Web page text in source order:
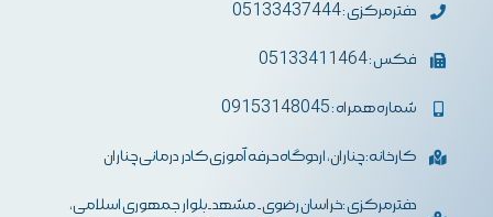
دفترمرکزی : 05133437444
فکس : 05133411464
شماره همراه : 09153148045
کارخانه: چناران، اردوگاه حرفه آموزی کادر درمانی چناران
دفترمرکزی :خراسان رضوی- مشهد-بلوار جمهوری اسلامی،